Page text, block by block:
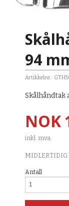
94
Artikkelnr.:
Pris
NOK
inkl. mva.
MIDLERTIDIG
Antall